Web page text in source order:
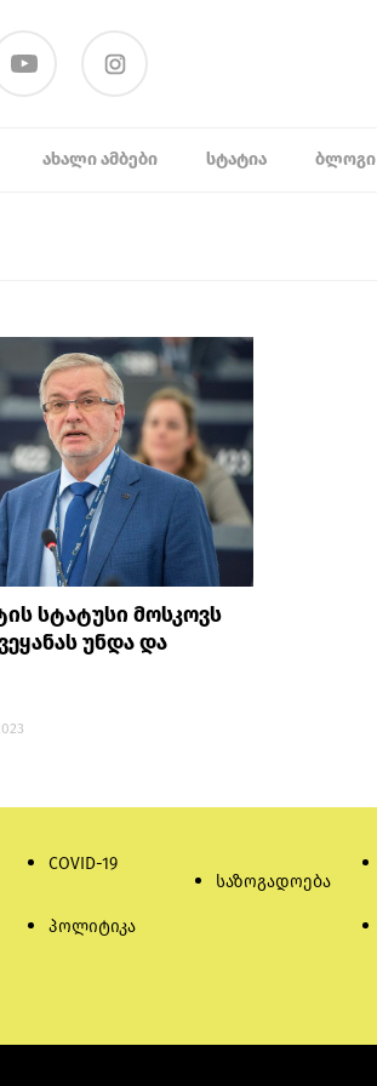
ᲐᲮᲐᲚᲘ ᲐᲛᲑᲔᲑᲘ ᲡᲢᲐᲢᲘᲐ ᲑᲚᲝᲒᲘ
სტატუსი მოსკოვს
უნდა და
COVID-19
პოლიტიკა
საზოგადოება